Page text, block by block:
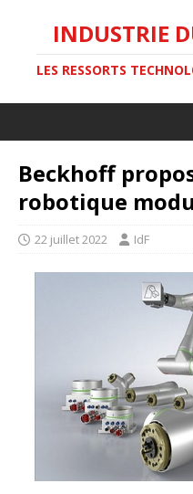
INDUSTRIE
LES RESSORTS
Beckhoff
robotique
22 juillet 2022 IdF